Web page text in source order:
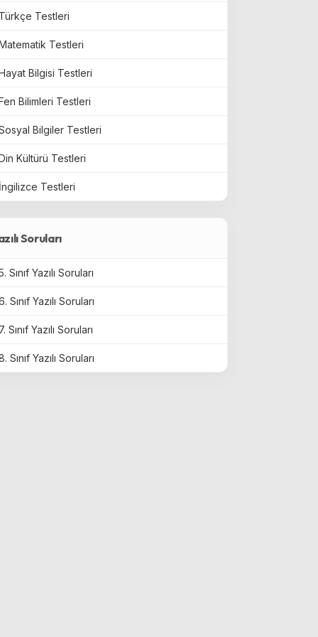
Testleri
Testleri
Bilgisi Testleri
Bilimleri Testleri
Bilgiler Testleri
Kültürü Testleri
Testleri
Soruları
Sınıf Yazılı Soruları
Sınıf Yazılı Soruları
Sınıf Yazılı Soruları
Sınıf Yazılı Soruları